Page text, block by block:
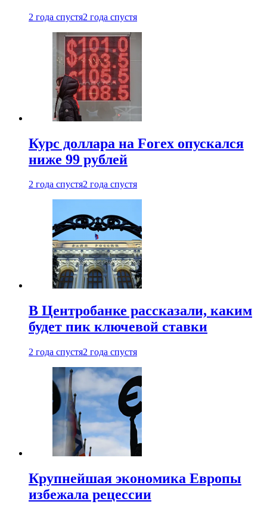
2 года спустя2 года спустя
Курс доллара на Forex опускался
ниже 99 рублей
2 года спустя2 года спустя
В Центробанке рассказали, каким
будет пик ключевой ставки
2 года спустя2 года спустя
Крупнейшая экономика Европы
избежала рецессии